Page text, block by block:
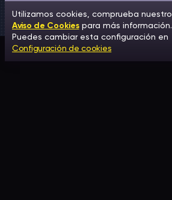
Utilizamos cookies, comprueba nuestro
Aviso de Cookiespara más información.
Puedes cambiar esta configuración en
Configuración de cookies